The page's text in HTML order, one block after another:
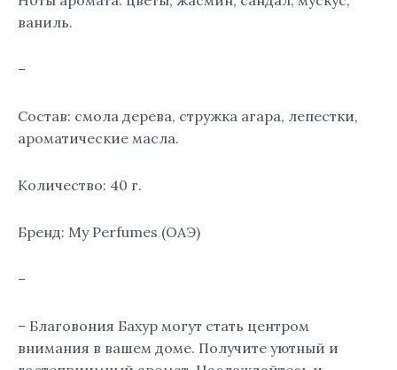
ваниль.
–
Состав: смола дерева, стружка агара, лепестки,
ароматические масла.
Количество: 40 г.
Бренд: My Perfumes (ОАЭ)
–
– Благовония Бахур могут стать центром
внимания в вашем доме. Получите уютный и